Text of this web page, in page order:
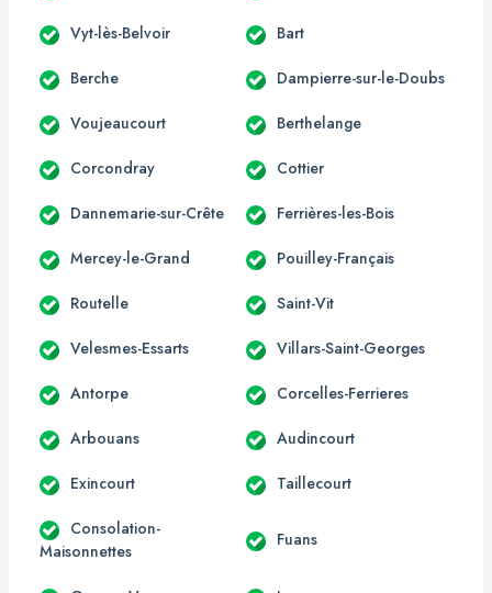
Vyt-lès-Belvoir Bart
Berche Dampierre-sur-le-Doubs
Voujeaucourt Berthelange
Corcondray Cottier
Dannemarie-sur-Crête Ferrières-les-Bois
Mercey-le-Grand Pouilley-Français
Routelle Saint-Vit
Velesmes-Essarts Villars-Saint-Georges
Antorpe Corcelles-Ferrieres
Arbouans Audincourt
Exincourt Taillecourt
Consolation-
Maisonnettes
Fuans